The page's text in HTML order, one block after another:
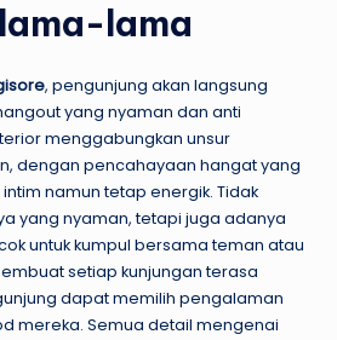
lama
, pengunjung akan langsung
yang nyaman dan anti
menggabungkan unsur
dengan pencahayaan hangat yang
namun tetap energik. Tidak
yang nyaman, tetapi juga adanya
untuk kumpul bersama teman atau
setiap kunjungan terasa
dapat memilih pengalaman
mereka. Semua detail mengenai